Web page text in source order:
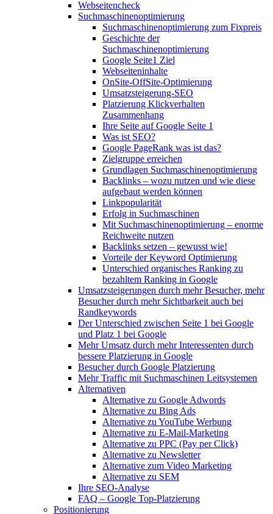
Webseitencheck
Suchmaschinenoptimierung
Suchmaschinenoptimierung zum Fixpreis
Geschichte der
Suchmaschinenoptimierung
Google Seite1 Ziel
Webseiteninhalte
OnSite-OffSite-Optimierung
Umsatzsteigerung-SEO
Platzierung Klickverhalten
Zusammenhang
Ihre Seite auf Google Seite 1
Was ist SEO?
Google PageRank was ist das?
Zielgruppe erreichen
Grundlagen Suchmaschinenoptimierung
Backlinks – wozu nutzen und wie diese
aufgebaut werden können
Linkpopularität
Erfolg in Suchmaschinen
Mit Suchmaschinenoptimierung – enorme
Reichweite nutzen
Backlinks setzen – gewusst wie!
Vorteile der Keyword Optimierung
Unterschied organisches Ranking zu
bezahltem Ranking in Google
Umsatzsteigerungen durch mehr Besucher, mehr
Besucher durch mehr Sichtbarkeit auch bei
Randkeywords
Der Unterschied zwischen Seite 1 bei Google
und Platz 1 bei Google
Mehr Umsatz durch mehr Interessenten durch
bessere Platzierung in Google
Besucher durch Google Platzierung
Mehr Traffic mit Suchmaschinen Leitsystemen
Alternativen
Alternative zu Google Adwords
Alternative zu Bing Ads
Alternative zu YouTube Werbung
Alternative zu E-Mail-Marketing
Alternative zu PPC (Pay per Click)
Alternative zu Newsletter
Alternative zum Video Marketing
Alternative zu SEM
Ihre SEO-Analyse
FAQ – Google Top-Platzierung
Positionierung